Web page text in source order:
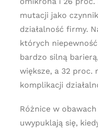
mutacji jako
działalność firmy.
których
bardzo silną
większe, a 32 proc.
komplikacji
Różnice w
uwypuklają się,